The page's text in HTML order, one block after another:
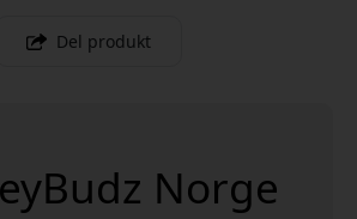
Del produkt
Norge